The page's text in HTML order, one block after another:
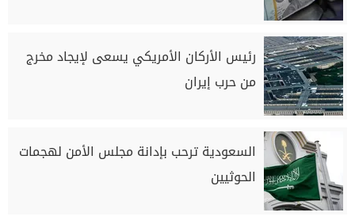
رئيس الأركان الأمريكي يسعى لإيجاد مخرج
من حرب إيران
السعودية ترحب بإدانة مجلس الأمن لهجمات
الحوثيين